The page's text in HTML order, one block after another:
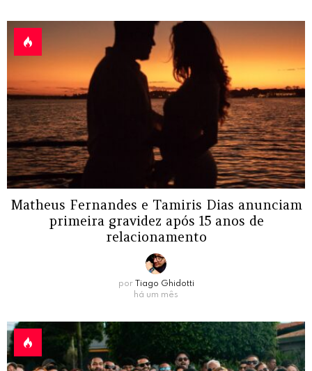
Matheus Fernandes e Tamiris Dias anunciam
primeira gravidez após 15 anos de
relacionamento
por
Tiago Ghidotti
há um mês